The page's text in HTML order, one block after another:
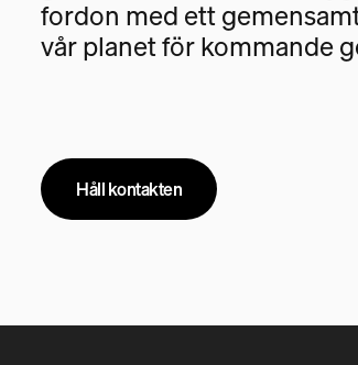
fordon med ett
vår planet för kommande
Håll kontakten